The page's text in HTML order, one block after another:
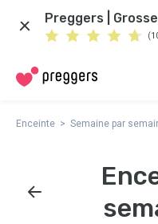
Preggers |
Enceinte Semaine par